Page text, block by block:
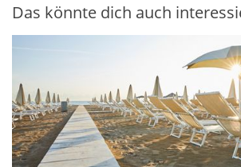
Das könnte dich auch